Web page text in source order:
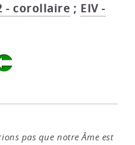
- corollaire ; EIV -
pas que notre Âme est